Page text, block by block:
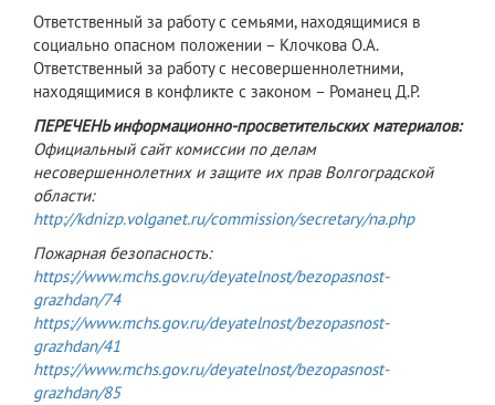
Ответственный за работу с семьями, находящимися в
социально опасном положении – Клочкова О.А.
Ответственный за работу с несовершеннолетними,
находящимися в конфликте с законом – Романец Д.Р.
ПЕРЕЧЕНЬ информационно-просветительских материалов:
Официальный сайт комиссии по делам
несовершеннолетних и защите их прав Волгоградской
области:
http://kdnizp.volganet.ru/commission/secretary/na.php
Пожарная безопасность:
https://www.mchs.gov.ru/deyatelnost/bezopasnost-
grazhdan/74
https://www.mchs.gov.ru/deyatelnost/bezopasnost-
grazhdan/41
https://www.mchs.gov.ru/deyatelnost/bezopasnost-
grazhdan/85